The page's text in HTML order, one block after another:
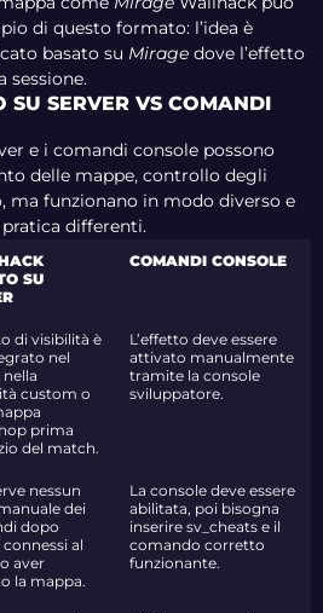
di questo formato: l’idea è
basato su Mirage dove l’effetto
sessione.
SERVER VS COMANDI
e i comandi console possono
delle mappe, controllo degli
ma funzionano in modo diverso e
differenti.
SU
COMANDI CONSOLE
di visibilità è
nel
nella
custom o
prima
del match.
L’effetto deve essere
attivato manualmente
tramite la console
sviluppatore.
nessun
dei
dopo
connessi al
aver
la mappa.
La console deve essere
abilitata, poi bisogna
inserire sv_cheats e il
comando corretto
funzionante.